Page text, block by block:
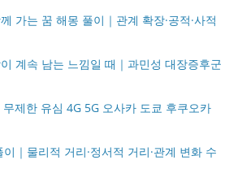
가는 꿈 해몽 풀이｜관계 확장·공적·사적
계속 남는 느낌일 때｜과민성 대장증후군
제한 유심 4G 5G 오사카 도쿄 후쿠오카
｜물리적 거리·정서적 거리·관계 변화 수